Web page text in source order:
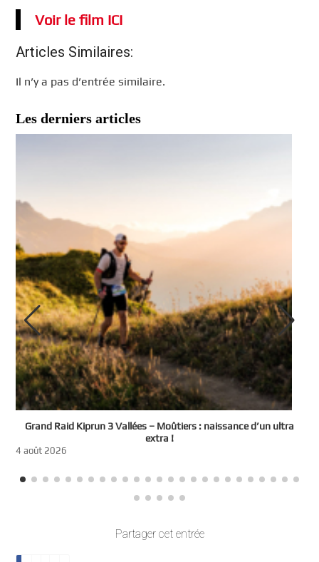
Voir le film ICI
Articles Similaires:
Il n’y a pas d’entrée similaire.
Les derniers articles
Grand Raid Kiprun 3 Vallées – Moûtiers : naissance d’un ultra
extra !
4 août 2026
Partager cet entrée